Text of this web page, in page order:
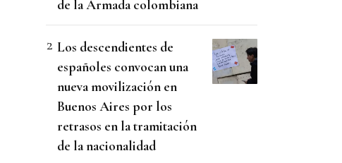
de la Armada colombiana
Los descendientes de
españoles convocan una
nueva movilización en
Buenos Aires por los
retrasos en la tramitación
de la nacionalidad